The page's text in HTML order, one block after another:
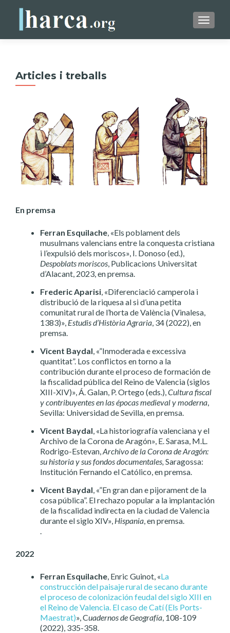
Articles i treballs
En premsa
Ferran Esquilache, «Els poblament dels
musulmans valencians entre la conquesta cristiana
i l’expulsió dels moriscos», I. Donoso (ed.),
Despoblats moriscos, Publicacions Universitat
d’Alacant, 2023, en premsa.
Frederic Aparisi, «Diferenciació camperola i
distribució de la riquesa al si d’una petita
comunitat rural de l’horta de València (Vinalesa,
1383)», Estudis d’Història Agraria, 34 (2022), en
premsa.
Vicent Baydal, «”Inmoderada e excessiva
quantitat”. Los conflictos en torno a la
contribución durante el proceso de formación de
la fiscalidad pública del Reino de Valencia (siglos
XIII-XIV)», Á. Galan, P. Ortego (eds.),Cultura fiscal
y contribuyentes en las épocas medieval y moderna,
Sevilla: Universidad de Sevilla, en premsa.
Vicent Baydal, «La historiografía valenciana y el
Archivo de la Corona de Aragón», E. Sarasa, M.L.
Rodrigo-Estevan,Archivo de la Corona de Aragón:
su historia y sus fondos documentales, Saragossa:
Institución Fernando el Católico, en premsa.
Vicent Baydal, «”En gran dan e pijorament de la
cosa pública”. El rechazo popular a la implantación
de la fiscalidad indirecta en la ciudad de Valencia
durante el siglo XIV», Hispania, en premsa.
.
2022
Ferran Esquilache, Enric Guinot, «La
construcción del paisaje rural de secano durante
el proceso de colonización feudal del siglo XIII en
el Reino de Valencia. El caso de Catí (Els Ports-
Maestrat)», Cuadernos de Geografía, 108-109
(2022), 335-358.